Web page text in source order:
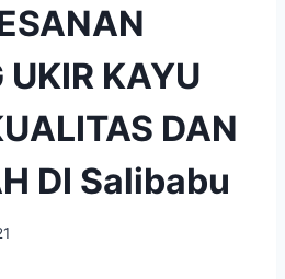
KAYU
DAN
DI Salibabu